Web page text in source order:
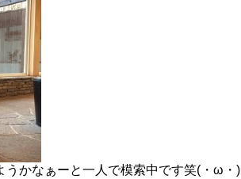
うかなぁーと一人で模索中です笑(・ω・)